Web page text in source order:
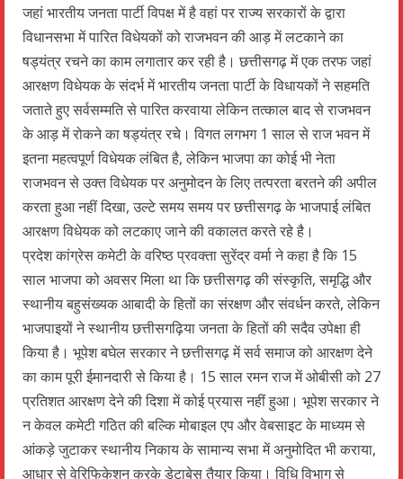
जहां भारतीय जनता पार्टी विपक्ष में है वहां पर राज्य सरकारों के द्वारा
विधानसभा में पारित विधेयकों को राजभवन की आड़ में लटकाने का
षड्यंत्र रचने का काम लगातार कर रही है। छत्तीसगढ़ में एक तरफ जहां
आरक्षण विधेयक के संदर्भ में भारतीय जनता पार्टी के विधायकों ने सहमति
जताते हुए सर्वसम्मति से पारित करवाया लेकिन तत्काल बाद से राजभवन
के आड़ में रोकने का षड्यंत्र रचे। विगत लगभग 1 साल से राज भवन में
इतना महत्वपूर्ण विधेयक लंबित है, लेकिन भाजपा का कोई भी नेता
राजभवन से उक्त विधेयक पर अनुमोदन के लिए तत्परता बरतने की अपील
करता हुआ नहीं दिखा, उल्टे समय समय पर छत्तीसगढ़ के भाजपाई लंबित
आरक्षण विधेयक को लटकाए जाने की वकालत करते रहे है।
प्रदेश कांग्रेस कमेटी के वरिष्ठ प्रवक्ता सुरेंद्र वर्मा ने कहा है कि 15
साल भाजपा को अवसर मिला था कि छत्तीसगढ़ की संस्कृति, समृद्धि और
स्थानीय बहुसंख्यक आबादी के हितों का संरक्षण और संवर्धन करते, लेकिन
भाजपाइयों ने स्थानीय छत्तीसगढ़िया जनता के हितों की सदैव उपेक्षा ही
किया है। भूपेश बघेल सरकार ने छत्तीसगढ़ में सर्व समाज को आरक्षण देने
का काम पूरी ईमानदारी से किया है। 15 साल रमन राज में ओबीसी को 27
प्रतिशत आरक्षण देने की दिशा में कोई प्रयास नहीं हुआ। भूपेश सरकार ने
न केवल कमेटी गठित की बल्कि मोबाइल एप और वेबसाइट के माध्यम से
आंकड़े जुटाकर स्थानीय निकाय के सामान्य सभा में अनुमोदित भी कराया,
आधार से वेरिफिकेशन करके डेटाबेस तैयार किया। विधि विभाग से